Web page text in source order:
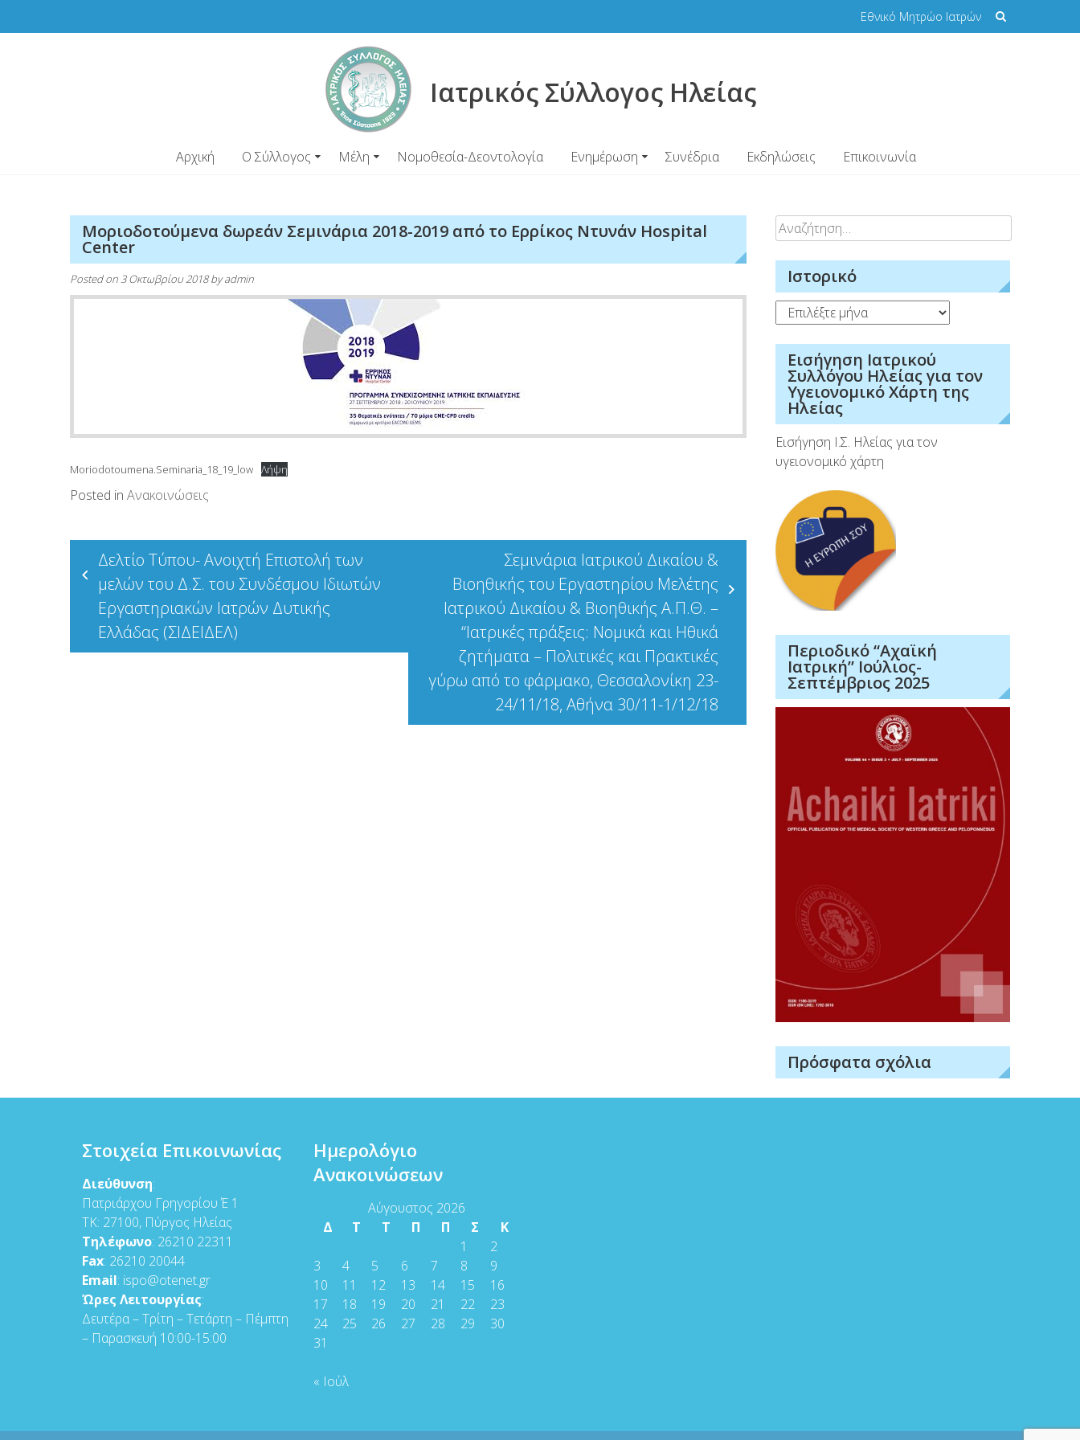
Εθνικό Μητρώο Ιατρών
Ιατρικός Σύλλογος Ηλείας
Αρχική Ο Σύλλογος Μέλη Νομοθεσία-Δεοντολογία Ενημέρωση Συνέδρια Εκδηλώσεις Επικοινωνία
Μοριοδοτούμενα δωρεάν Σεμινάρια 2018-2019 από το Ερρίκος Ντυνάν Hospital
Center
Posted on3 Οκτωβρίου 2018byadmin
Moriodotoumena.Seminaria_18_19_low Λήψη
Posted in Ανακοινώσεις
Πλοήγηση
άρθρων
Δελτίο Τύπου- Ανοιχτή Επιστολή των
μελών του Δ.Σ. του Συνδέσμου Ιδιωτών
Εργαστηριακών Ιατρών Δυτικής
Ελλάδας (ΣΙΔΕΙΔΕΛ)
Σεμινάρια Ιατρικού Δικαίου &
Βιοηθικής του Εργαστηρίου Μελέτης
Ιατρικού Δικαίου & Βιοηθικής Α.Π.Θ. –
“Ιατρικές πράξεις: Νομικά και Ηθικά
ζητήματα – Πολιτικές και Πρακτικές
γύρω από το φάρμακο, Θεσσαλονίκη 23-
24/11/18, Αθήνα 30/11-1/12/18
Αναζήτηση
για:
Ιστορικό
Ιστορικό
Εισήγηση Ιατρικού
Συλλόγου Ηλείας για τον
Υγειονομικό Χάρτη της
Ηλείας
Εισήγηση Ι.Σ. Ηλείας για τον
υγειονομικό χάρτη
Περιοδικό “Αχαϊκή
Ιατρική” Ιούλιος-
Σεπτέμβριος 2025
Πρόσφατα σχόλια
Στοιχεία Επικοινωνίας
Διεύθυνση:
Πατριάρχου Γρηγορίου Έ 1
ΤΚ: 27100, Πύργος Ηλείας
Τηλέφωνο: 26210 22311
Fax: 26210 20044
Email: ispo@otenet.gr
Ώρες Λειτουργίας:
Δευτέρα – Τρίτη – Τετάρτη – Πέμπτη
– Παρασκευή 10:00-15:00
Ημερολόγιο
Ανακοινώσεων
Αύγουστος 2026
Δ
Τ Τ Π Π Σ
Κ
1
2
3
4 5 6 7 8
9
10
11 12 13 14 15
16
17
18 19 20 21 22
23
24
25 26 27 28 29
30
31
« Ιούλ